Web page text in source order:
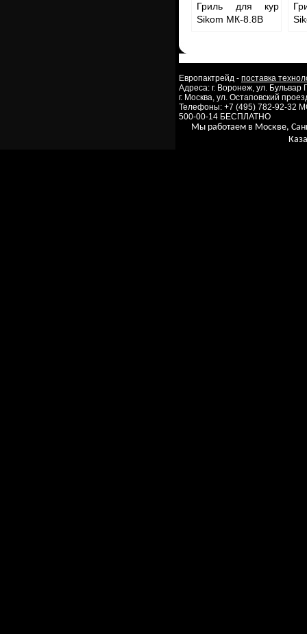
Гриль для кур
Sikom МК-8.8В
Европактрейд - поставка
Адреса: г. Воронеж, ул.
г. Москва, ул. Остаповский
Телефоны: +7 (495) 782-92-32
500-00-14 БЕСПЛАТНО
Мы работаем в Москве,